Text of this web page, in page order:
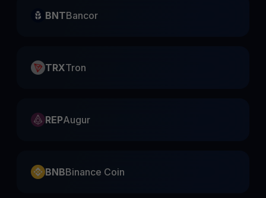
BNTBancor
TRXTron
REPAugur
BNBBinance Coin